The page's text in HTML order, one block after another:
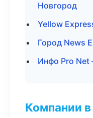
Новгород
Yellow
Город News
Инфо Pro
Компании в